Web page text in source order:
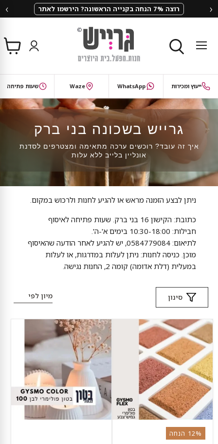
‹ שבוע האבקות של גרייש – ₪100 הנחה ›
תפריט
צפי
בסל
ייעוץ ומכירות WhatsApp
Waze שעות פתיחה
גרייש בשכונה בני ברק
איך זה עובד? רוכשים ערכה מתאימה ומצטרפים לסדנת
אונליין בלייב ללא עלות
ניתן לבצע הזמנה מראש או להגיע לחנות ולרכוש במקום.
כתובת: הקישון 16 בני ברק.
שעות פתיחה לאיסוף
חבילות: 10:30-18:00 בימים א'-ה'.
לתיאום:
0584779084, יש להגיע לאחר הודעה שהאיסוף
מוכן. כניסה לחנות: ניתן לעלות במדרגות, או לעלות
במעלית (דלת אדומה) קומה 2, החנות נגישה.
סינון מיון לפי
GYSMO
FLEX
מקסימום
צבע,
מקסימום
גמישות
ביצירה
12% הנחה
שלג
פולימרי
100%
לבן
–
בטון
פולימרי
לבן
לסדנאות
ולכמויות
גדולות